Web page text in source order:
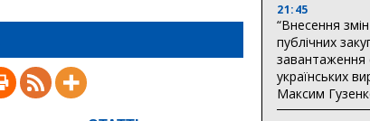
21:45
“Внесення
публічних
завантаження
українських
Максим